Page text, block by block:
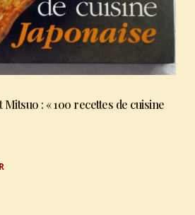
: « 100 recettes de cuisine